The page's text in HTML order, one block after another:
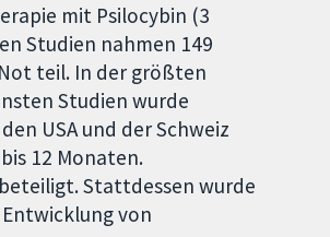
mit Psilocybin (3
Studien nahmen 149
teil. In der größten
Studien wurde
USA und der Schweiz
12 Monaten.
Stattdessen wurde
von